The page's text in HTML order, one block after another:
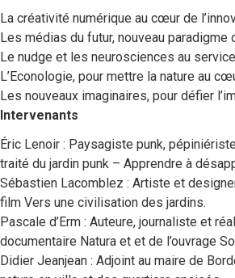
La créativité numérique au cœur de
Les médias du futur, nouveau paradigme
Le nudge et les neurosciences au
L’Econologie, pour mettre la nature au
Les nouveaux imaginaires, pour défier
Intervenants
Éric Lenoir : Paysagiste punk,
traité du jardin punk – Apprendre à
Sébastien Lacomblez : Artiste et
film Vers une civilisation des jardins.
Pascale d’Erm : Auteure, journaliste et
documentaire Natura et et de l’ouvrage
Didier Jeanjean : Adjoint au maire de